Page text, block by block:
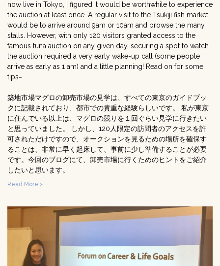
now live in Tokyo, I figured it would be worthwhile to experience
the auction at least once. A regular visit to the Tsukiji fish market
would be to arrive around 9am or 10am and browse the many
stalls. However, with only 120 visitors granted access to the
famous tuna auction on any given day, securing a spot to watch
the auction required a very early wake-up call (some people
arrive as early as 1 am) and a little planning! Read on for some
tips~
築地市場マグロの卸売市場の見学は、すべての東京のガイドブッ
クに記載されており、都市での貴重な経験らしいです。 私が東京
に住んでいる以上は、マグロの競りを１回ぐらい見学に行きたい
と思っていました。 しかし、120人限定の訪問者のアクセスを許
可されただけですので、オークションを見るための場所を確保す
ることは、非常に早く起床して、事前に少し準備することが必要
です。今回のブログにて、卸売市場に行くためのヒントをご紹介
したいと思います。
Read More »